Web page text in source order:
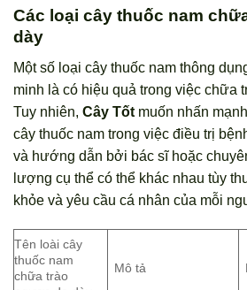
Các loại cây thuốc nam
dày
Một số loại cây thuốc nam thông
minh là có hiệu quả trong việc chữa
Tuy nhiên, Cây Tốt muốn nhấn
cây thuốc nam trong việc điều trị
và hướng dẫn bởi bác sĩ hoặc
lượng cụ thể có thể khác nhau tùy
khỏe và yêu cầu cá nhân của mỗi
Tên loài cây
thuốc nam
chữa trào
Mô tả